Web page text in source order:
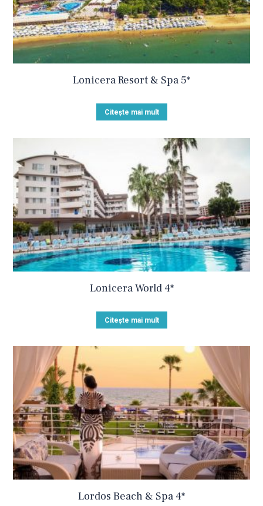
Lonicera Resort & Spa 5*
Citește mai mult
Lonicera World 4*
Citește mai mult
Lordos Beach & Spa 4*